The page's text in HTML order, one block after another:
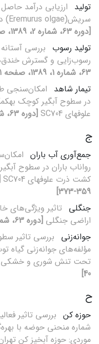
تولید ارزیابی درآمد
سریش(Eremurus olgae) در مراتع منطقه خزنگاه شهرستان ماکو
[دوره 63، شماره 2، 1389، صفحه 183-14]
تولید رسوب بررسی
رسوب‌زایی و گسترش
63، شماره 1، 1389، صفحه 41-52]
تیمار شاهد
علوفه‎ای SC704
[دوره 63، شماره 3، 1389، صفحه 359-373]
ج
جمع‌آوری آب باران
کشت ذرت علوفه‎ای SC704
359-373]
جنگلی تاثیر ویژگی‌های
اراضی جنگلی [دوره 63، شماره 1، 1389، صفحه 89-114]
جوانه‌زنی بررسی تاثیر
تحت تنش شوری و خشکی
40]
ح
حوزه کن بررسی تاثیر
موردی: حوزه آبخیز کن